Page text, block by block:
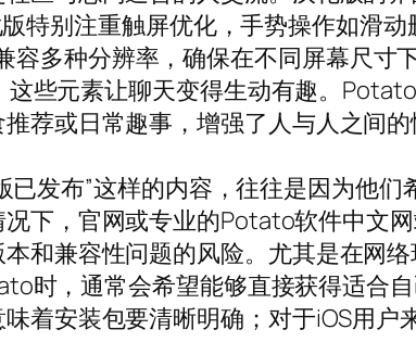
特别注重触屏优化，手势操作如滑动
多种分辨率，确保在不同屏幕尺寸
些元素让聊天变得生动有趣。
荐或日常趣事，增强了人与人之间的
发布”这样的内容，往往是因为他们
下，官网或专业的Potato软件中文
和兼容性问题的风险。尤其是在网
时，通常会希望能够直接获得适合自
着安装包要清晰明确；对于iOS用户